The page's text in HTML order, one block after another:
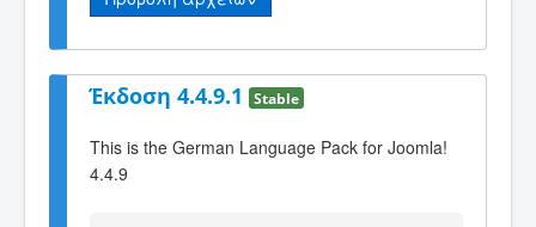
Έκδοση 4.4.9.1 Stable
This is the German Language Pack for Joomla!
4.4.9